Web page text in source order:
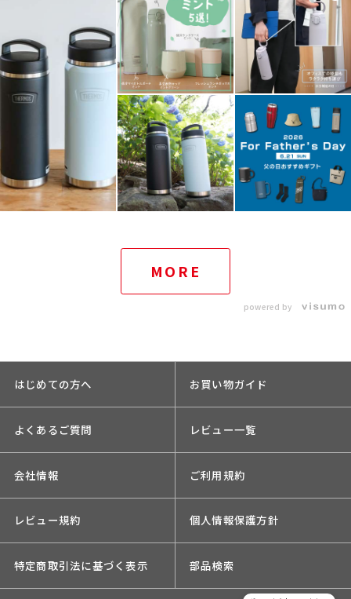
MORE
powered by
はじめての方へ お買い物ガイド
よくあるご質問 レビュー一覧
会社情報 ご利用規約
レビュー規約 個人情報保護方針
特定商取引法に基づく表示 部品検索